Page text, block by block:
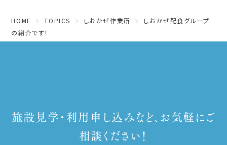
HOME TOPICS しおかぜ作業所
しおかぜ配食グループ
の紹介です！
施設見学・利用申し込みなど、お気軽にご
相談ください！